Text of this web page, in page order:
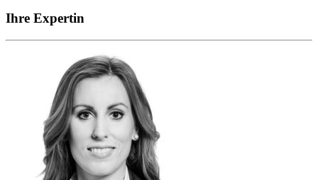
Ihre Expertin